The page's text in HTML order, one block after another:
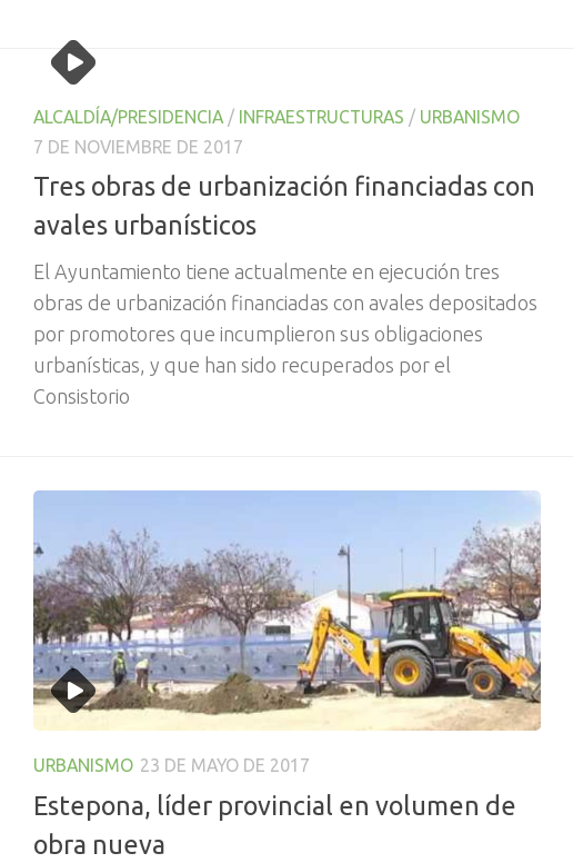
ALCALDÍA/PRESIDENCIA / INFRAESTRUCTURAS / URBANISMO
7 DE NOVIEMBRE DE 2017
Tres obras de urbanización financiadas con
avales urbanísticos
El Ayuntamiento tiene actualmente en ejecución tres
obras de urbanización financiadas con avales depositados
por promotores que incumplieron sus obligaciones
urbanísticas, y que han sido recuperados por el
Consistorio
URBANISMO 23 DE MAYO DE 2017
Estepona, líder provincial en volumen de
obra nueva